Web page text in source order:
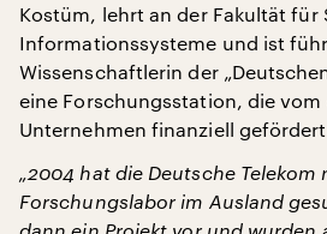
Kostüm, lehrt an der Fakultät für
Informationssysteme und ist
Wissenschaftlerin der
eine Forschungsstation, die vom
Unternehmen finanziell
„2004 hat die Deutsche Telekom
Forschungslabor im Ausland